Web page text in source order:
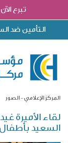
تبرع الآن
التأمين ضد
المركز الإعلامي الصور
لقاء الأميرة
السعيد بأطفال